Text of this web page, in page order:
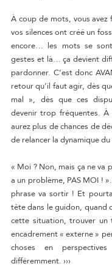
À coup de mots, vous avez
vos silences ont créé un
encore… les mots se
gestes et là… ça devient
pardonner. C’est donc
retour qu’il faut agir, dès
mal », dès que ces
devenir trop fréquentes. À
aurez plus de chances de
de relancer la dynamique
« Moi ? Non, mais ça ne va
a un problème, PAS MOI !
phrase va sortir ! Et
tête dans le guidon, quand
cette situation, trouver
encadrement « externe »
choses en
différemment. ›››